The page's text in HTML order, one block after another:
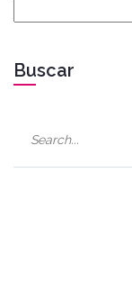
Buscar